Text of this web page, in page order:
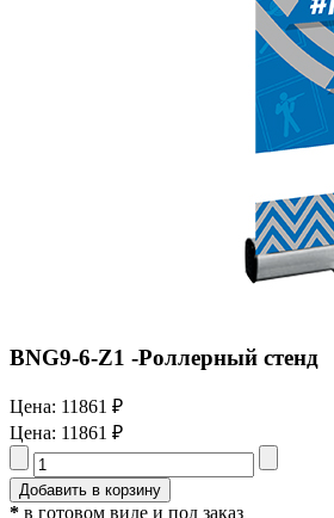
BNG9-6-Z1 -Роллерный стенд
Цена: 11861 ₽
Цена: 11861 ₽
* в готовом виде и под заказ